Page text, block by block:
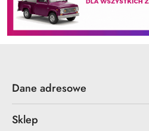
Dane adresowe
Sklep